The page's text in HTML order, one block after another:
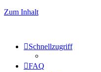
Zum Inhalt
Schnellzugriff
FAQ